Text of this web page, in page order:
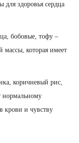
здоровья сердца
бобовые, тофу –
которая имеет
коричневый рис,
нормальному
крови и чувству